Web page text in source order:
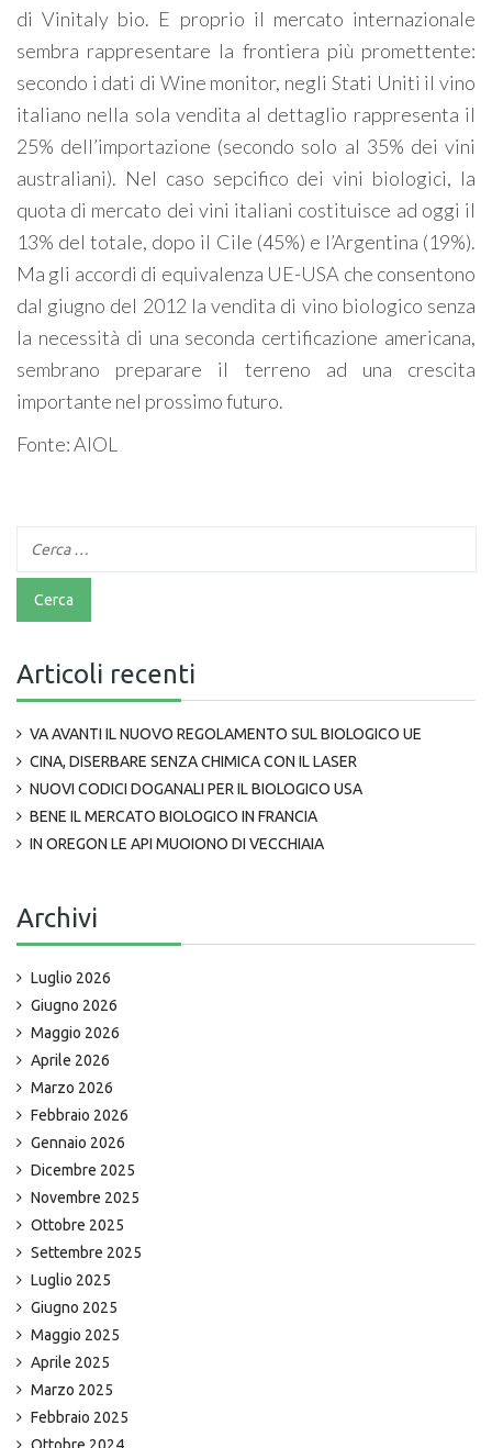
di Vinitaly bio. E proprio il mercato internazionale
sembra rappresentare la frontiera più promettente:
secondo i dati di Wine monitor, negli Stati Uniti il vino
italiano nella sola vendita al dettaglio rappresenta il
25% dell’importazione (secondo solo al 35% dei vini
australiani). Nel caso sepcifico dei vini biologici, la
quota di mercato dei vini italiani costituisce ad oggi il
13% del totale, dopo il Cile (45%) e l’Argentina (19%).
Ma gli accordi di equivalenza UE-USA che consentono
dal giugno del 2012 la vendita di vino biologico senza
la necessità di una seconda certificazione americana,
sembrano preparare il terreno ad una crescita
importante nel prossimo futuro.
Fonte: AIOL
Articoli recenti
VA AVANTI IL NUOVO REGOLAMENTO SUL BIOLOGICO UE
CINA, DISERBARE SENZA CHIMICA CON IL LASER
NUOVI CODICI DOGANALI PER IL BIOLOGICO USA
BENE IL MERCATO BIOLOGICO IN FRANCIA
IN OREGON LE API MUOIONO DI VECCHIAIA
Archivi
Luglio 2026
Giugno 2026
Maggio 2026
Aprile 2026
Marzo 2026
Febbraio 2026
Gennaio 2026
Dicembre 2025
Novembre 2025
Ottobre 2025
Settembre 2025
Luglio 2025
Giugno 2025
Maggio 2025
Aprile 2025
Marzo 2025
Febbraio 2025